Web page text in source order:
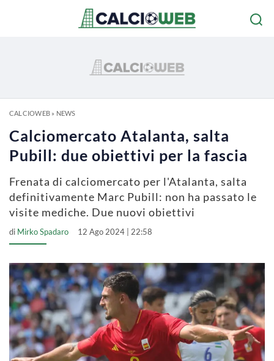
CALCIOWEB» NEWS
Calciomercato Atalanta, salta
Pubill: due obiettivi per la fascia
Frenata di calciomercato per l'Atalanta, salta
definitivamente Marc Pubill: non ha passato le
visite mediche. Due nuovi obiettivi
di Mirko Spadaro 12 Ago 2024 | 22:58